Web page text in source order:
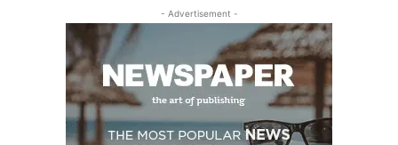
- Advertisement -